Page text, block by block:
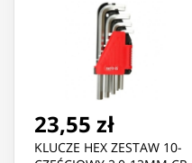
23,55 zł
KLUCZE HEX ZESTAW 10-